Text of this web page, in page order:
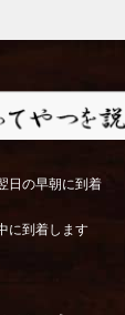
日の早朝に到着
に到着します